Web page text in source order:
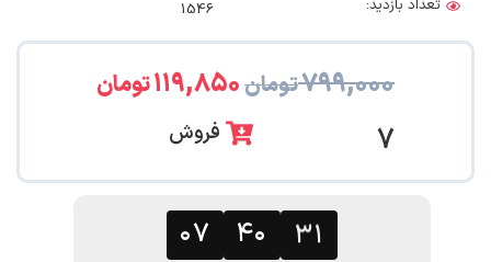
تعداد بازدید:
1546
۷۹۹,۰۰۰تومان۱۱۹,۸۵۰تومان
7 فروش
۰۷ ۴۰ ۳۰